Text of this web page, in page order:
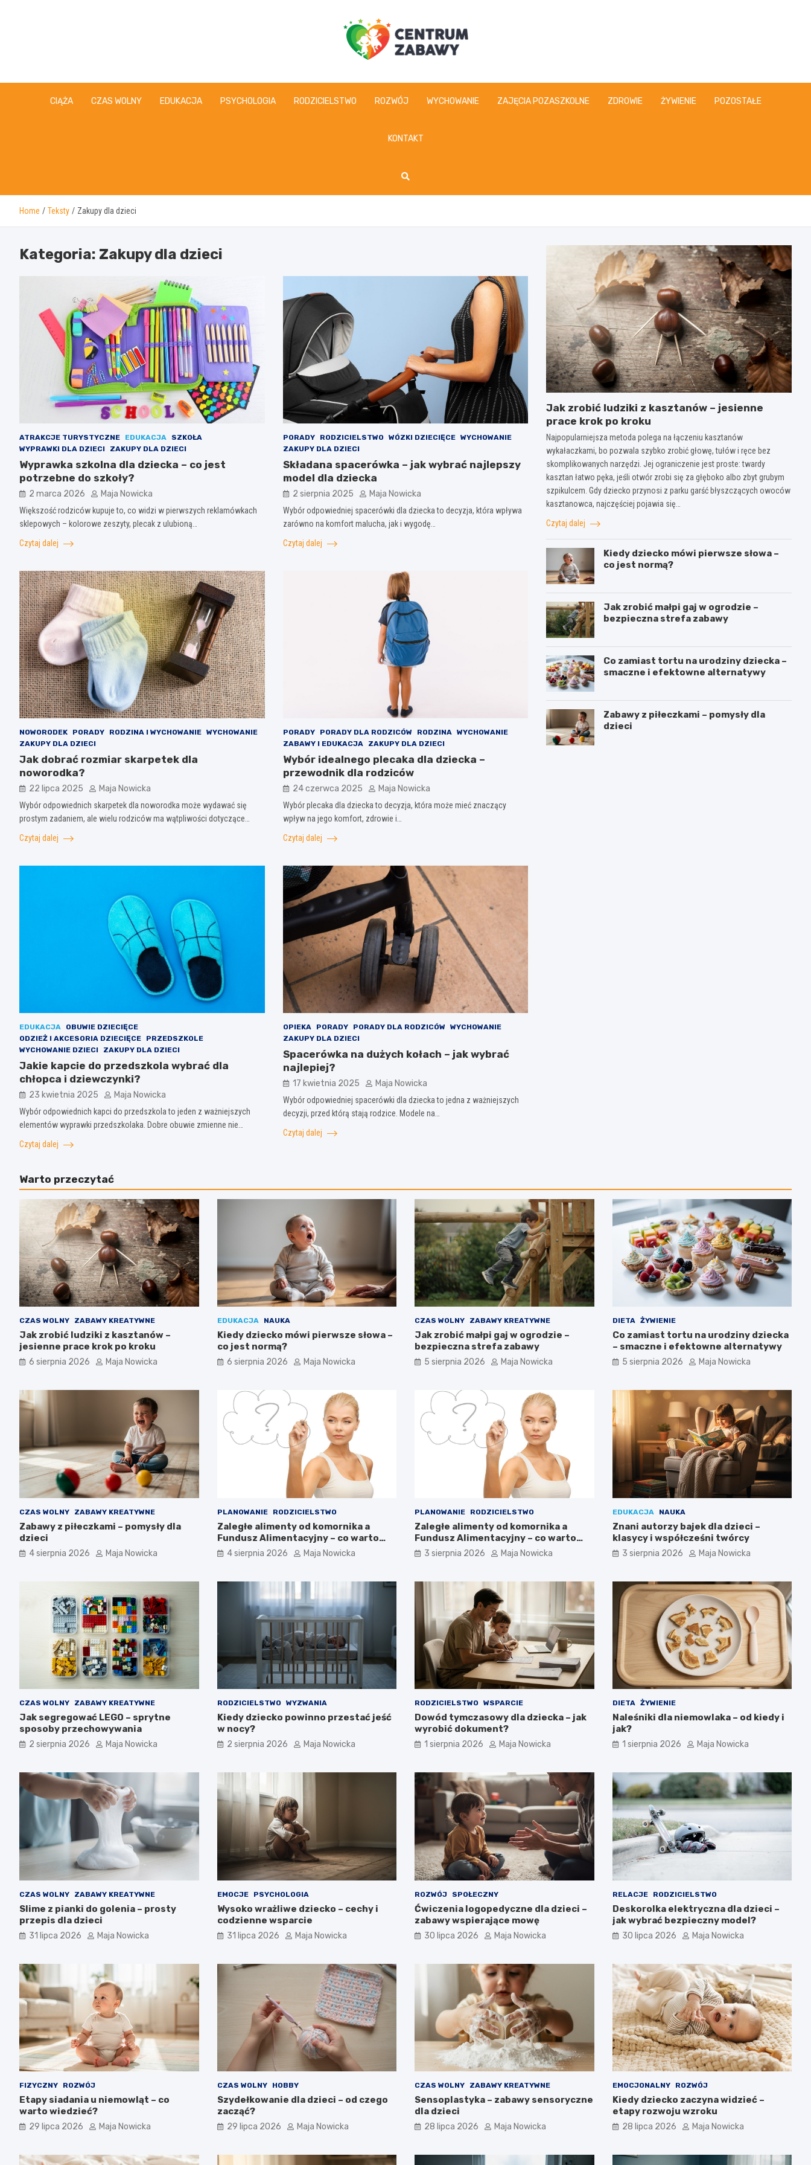
centrumzabawy.pl
CIĄŻA CZAS WOLNY EDUKACJA PSYCHOLOGIA RODZICIELSTWO ROZWÓJ WYCHOWANIE ZAJĘCIA POZASZKOLNE ZDROWIE ŻYWIENIE POZOSTAŁE
KONTAKT
Home Teksty Zakupy dla dzieci
Kategoria: Zakupy dla dzieci
ATRAKCJE TURYSTYCZNE EDUKACJA
SZKOŁA
WYPRAWKI DLA DZIECI
ZAKUPY DLA DZIECI
Wyprawka szkolna dla dziecka – co jest
potrzebne do szkoły?
2 marca 2026 Maja Nowicka
Większość rodziców kupuje to, co widzi w pierwszych reklamówkach
sklepowych – kolorowe zeszyty, plecak z ulubioną…
Czytaj dalej
PORADY RODZICIELSTWO WÓZKI DZIECIĘCE WYCHOWANIE
ZAKUPY DLA DZIECI
Składana spacerówka – jak wybrać najlepszy
model dla dziecka
2 sierpnia 2025 Maja Nowicka
Wybór odpowiedniej spacerówki dla dziecka to decyzja, która wpływa
zarówno na komfort malucha, jak i wygodę…
Czytaj dalej
NOWORODEK PORADY RODZINA I WYCHOWANIE WYCHOWANIE
ZAKUPY DLA DZIECI
Jak dobrać rozmiar skarpetek dla
noworodka?
22 lipca 2025 Maja Nowicka
Wybór odpowiednich skarpetek dla noworodka może wydawać się
prostym zadaniem, ale wielu rodziców ma wątpliwości dotyczące…
Czytaj dalej
PORADY PORADY DLA RODZICÓW RODZINA
WYCHOWANIE
ZABAWY I EDUKACJA
ZAKUPY DLA DZIECI
Wybór idealnego plecaka dla dziecka –
przewodnik dla rodziców
24 czerwca 2025 Maja Nowicka
Wybór plecaka dla dziecka to decyzja, która może mieć znaczący
wpływ na jego komfort, zdrowie i…
Czytaj dalej
EDUKACJA
OBUWIE DZIECIĘCE
ODZIEŻ I AKCESORIA DZIECIĘCE
PRZEDSZKOLE
WYCHOWANIE DZIECI
ZAKUPY DLA DZIECI
Jakie kapcie do przedszkola wybrać dla
chłopca i dziewczynki?
23 kwietnia 2025 Maja Nowicka
Wybór odpowiednich kapci do przedszkola to jeden z ważniejszych
elementów wyprawki przedszkolaka. Dobre obuwie zmienne nie…
Czytaj dalej
OPIEKA PORADY PORADY DLA RODZICÓW WYCHOWANIE
ZAKUPY DLA DZIECI
Spacerówka na dużych kołach – jak wybrać
najlepiej?
17 kwietnia 2025 Maja Nowicka
Wybór odpowiedniej spacerówki dla dziecka to jedna z ważniejszych
decyzji, przed którą stają rodzice. Modele na…
Czytaj dalej
Jak zrobić ludziki z kasztanów – jesienne
prace krok po kroku
Najpopularniejsza metoda polega na łączeniu kasztanów
wykałaczkami, bo pozwala szybko zrobić głowę, tułów i ręce bez
skomplikowanych narzędzi. Jej ograniczenie jest proste: twardy
kasztan łatwo pęka, jeśli otwór zrobi się za głęboko albo zbyt grubym
szpikulcem. Gdy dziecko przynosi z parku garść błyszczących owoców
kasztanowca, najczęściej pojawia się…
Czytaj dalej
Kiedy dziecko mówi pierwsze słowa –
co jest normą?
Jak zrobić małpi gaj w ogrodzie –
bezpieczna strefa zabawy
Co zamiast tortu na urodziny dziecka –
smaczne i efektowne alternatywy
Zabawy z piłeczkami – pomysły dla
dzieci
Warto przeczytać
CZAS WOLNY ZABAWY KREATYWNE
Jak zrobić ludziki z kasztanów –
jesienne prace krok po kroku
6 sierpnia 2026 Maja Nowicka
EDUKACJA NAUKA
Kiedy dziecko mówi pierwsze słowa –
co jest normą?
6 sierpnia 2026 Maja Nowicka
CZAS WOLNY ZABAWY KREATYWNE
Jak zrobić małpi gaj w ogrodzie –
bezpieczna strefa zabawy
5 sierpnia 2026 Maja Nowicka
DIETA ŻYWIENIE
Co zamiast tortu na urodziny dziecka
– smaczne i efektowne alternatywy
5 sierpnia 2026 Maja Nowicka
CZAS WOLNY ZABAWY KREATYWNE
Zabawy z piłeczkami – pomysły dla
dzieci
4 sierpnia 2026 Maja Nowicka
PLANOWANIE RODZICIELSTWO
Zaległe alimenty od komornika a
Fundusz Alimentacyjny – co warto
wiedzieć?
4 sierpnia 2026 Maja Nowicka
PLANOWANIE RODZICIELSTWO
Zaległe alimenty od komornika a
Fundusz Alimentacyjny – co warto
wiedzieć?
3 sierpnia 2026 Maja Nowicka
EDUKACJA NAUKA
Znani autorzy bajek dla dzieci –
klasycy i współcześni twórcy
3 sierpnia 2026 Maja Nowicka
CZAS WOLNY ZABAWY KREATYWNE
Jak segregować LEGO – sprytne
sposoby przechowywania
2 sierpnia 2026 Maja Nowicka
RODZICIELSTWO WYZWANIA
Kiedy dziecko powinno przestać jeść
w nocy?
2 sierpnia 2026 Maja Nowicka
RODZICIELSTWO WSPARCIE
Dowód tymczasowy dla dziecka – jak
wyrobić dokument?
1 sierpnia 2026 Maja Nowicka
DIETA ŻYWIENIE
Naleśniki dla niemowlaka – od kiedy i
jak?
1 sierpnia 2026 Maja Nowicka
CZAS WOLNY ZABAWY KREATYWNE
Slime z pianki do golenia – prosty
przepis dla dzieci
31 lipca 2026 Maja Nowicka
EMOCJE PSYCHOLOGIA
Wysoko wrażliwe dziecko – cechy i
codzienne wsparcie
31 lipca 2026 Maja Nowicka
ROZWÓJ SPOŁECZNY
Ćwiczenia logopedyczne dla dzieci –
zabawy wspierające mowę
30 lipca 2026 Maja Nowicka
RELACJE RODZICIELSTWO
Deskorolka elektryczna dla dzieci –
jak wybrać bezpieczny model?
30 lipca 2026 Maja Nowicka
FIZYCZNY ROZWÓJ
Etapy siadania u niemowląt – co
warto wiedzieć?
29 lipca 2026 Maja Nowicka
CZAS WOLNY HOBBY
Szydełkowanie dla dzieci – od czego
zacząć?
29 lipca 2026 Maja Nowicka
CZAS WOLNY ZABAWY KREATYWNE
Sensoplastyka – zabawy sensoryczne
dla dzieci
28 lipca 2026 Maja Nowicka
EMOCJONALNY ROZWÓJ
Kiedy dziecko zaczyna widzieć –
etapy rozwoju wzroku
28 lipca 2026 Maja Nowicka